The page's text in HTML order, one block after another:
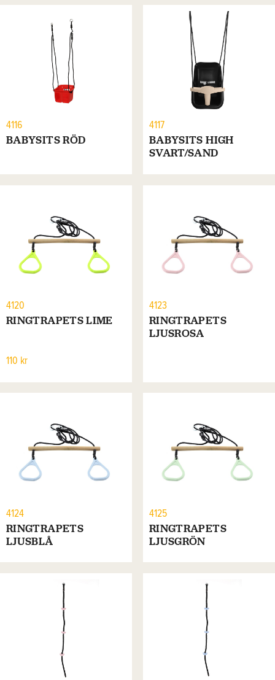
4116
BABYSITS RÖD
4117
BABYSITS HIGH
SVART/SAND
4120
RINGTRAPETS LIME
110 kr
4123
RINGTRAPETS
LJUSROSA
4124
RINGTRAPETS
LJUSBLÅ
4125
RINGTRAPETS
LJUSGRÖN